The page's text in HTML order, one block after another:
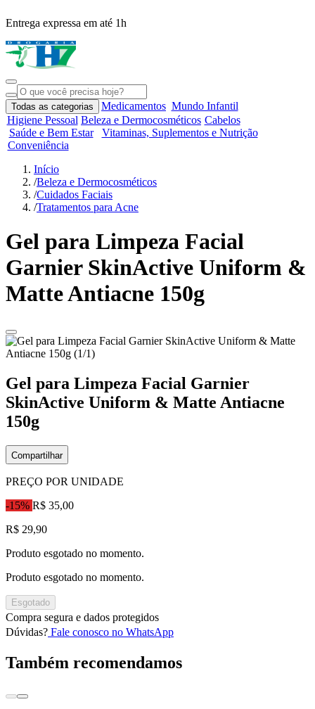
Entrega expressa em até 1h
Todas as categorias Medicamentos Mundo Infantil
Higiene Pessoal Beleza e Dermocosméticos Cabelos
Saúde e Bem Estar
Vitaminas, Suplementos e Nutrição
Conveniência
Início
/Beleza e Dermocosméticos
/Cuidados Faciais
/Tratamentos para Acne
Gel para Limpeza Facial
Garnier SkinActive Uniform &
Matte Antiacne 150g
Gel para Limpeza Facial Garnier
SkinActive Uniform & Matte Antiacne
150g
Compartilhar
PREÇO POR UNIDADE
-15% R$ 35,00
R$ 29,90
Produto esgotado no momento.
Produto esgotado no momento.
Esgotado
Compra segura e dados protegidos
Dúvidas? Fale conosco no WhatsApp
Também recomendamos